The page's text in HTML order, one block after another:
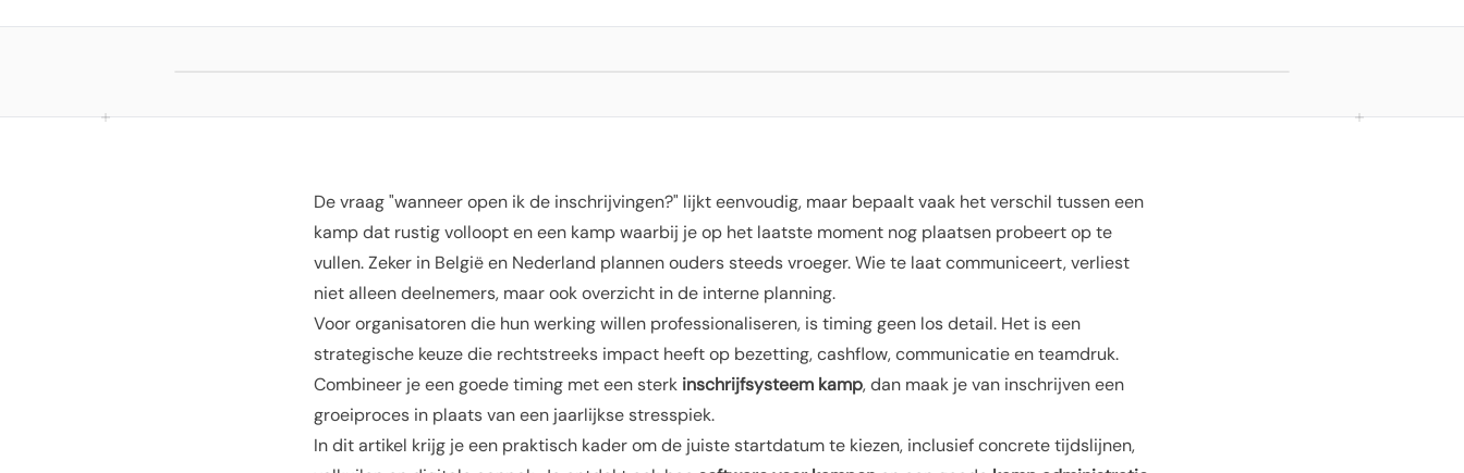
De vraag "wanneer open ik de inschrijvingen?" lijkt eenvoudig, maar bepaalt vaak het verschil tussen een
kamp dat rustig volloopt en een kamp waarbij je op het laatste moment nog plaatsen probeert op te
vullen. Zeker in België en Nederland plannen ouders steeds vroeger. Wie te laat communiceert, verliest
niet alleen deelnemers, maar ook overzicht in de interne planning.
Voor organisatoren die hun werking willen professionaliseren, is timing geen los detail. Het is een
strategische keuze die rechtstreeks impact heeft op bezetting, cashflow, communicatie en teamdruk.
Combineer je een goede timing met een sterk inschrijfsysteem kamp, dan maak je van inschrijven een
groeiproces in plaats van een jaarlijkse stresspiek.
In dit artikel krijg je een praktisch kader om de juiste startdatum te kiezen, inclusief concrete tijdslijnen,